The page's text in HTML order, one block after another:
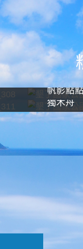
帆影點
獨木舟